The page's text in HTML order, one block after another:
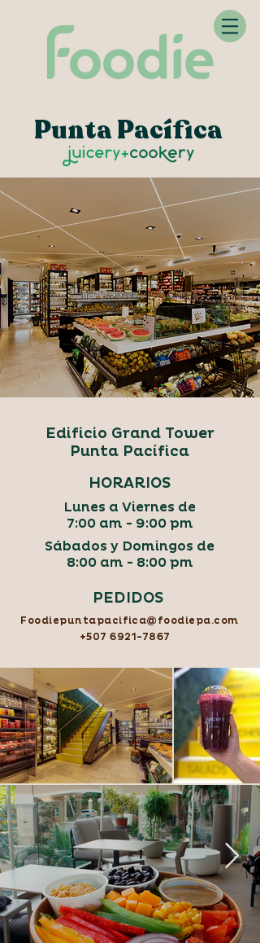
Punta Pacífica
Edificio Grand Tower
Punta Pacífica
HORARIOS
Lunes a Viernes de
7:00 am - 9:00 pm
Sábados y Domingos de
8:00 am - 8:00 pm
Foodiepuntapacifica@foodiepa.com
+507 6921-7867
PEDIDOS